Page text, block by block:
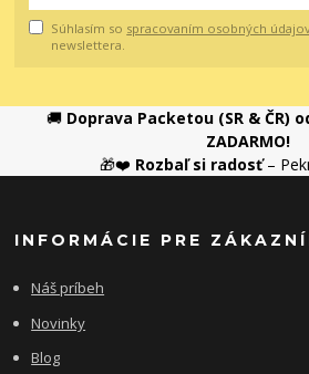
Súhlasím so spracovaním osobných
newslettera.
🚚 Doprava Packetou (SR & ČR)
ZADARMO!
🎁❤️ Rozbaľ si radosť–
INFORMÁCIE PRE
Náš príbeh
Novinky
Blog